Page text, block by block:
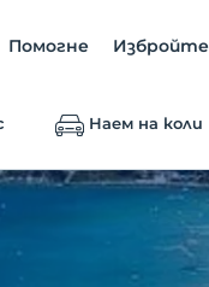
Помогне
Наем на коли